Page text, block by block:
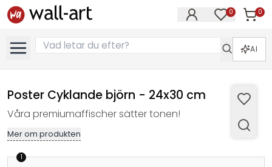
0 0
AI
Poster Cyklande björn - 24x30 cm
Våra premiumaffischer sätter tonen!
Mer om produkten
1